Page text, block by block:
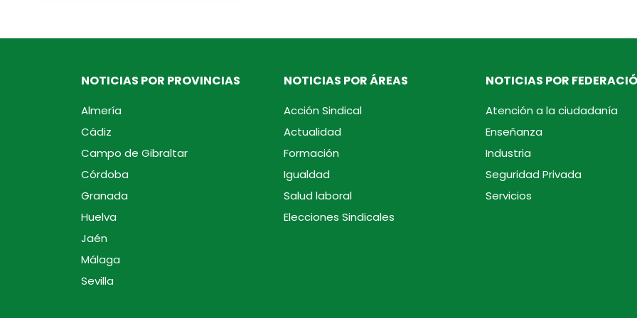
NOTICIAS POR PROVINCIAS
Almería
Cádiz
Campo de Gibraltar
Córdoba
Granada
Huelva
Jaén
Málaga
Sevilla
NOTICIAS POR ÁREAS
Acción Sindical
Actualidad
Formación
Igualdad
Salud laboral
Elecciones Sindicales
NOTICIAS POR
Atención a la ciudadanía
Enseñanza
Industria
Seguridad Privada
Servicios